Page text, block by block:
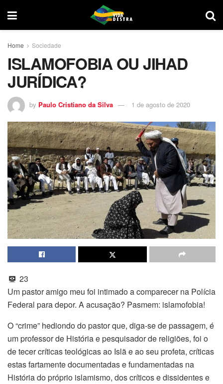
Home Sociedade
ISLAMOFOBIA OU JIHAD
JURÍDICA?
by Paulo Cristiano da Silva 1 de agosto de 2020
23
Um pastor amigo meu foi intimado a comparecer na Polícia
Federal para depor. A acusação? Pasmem: islamofobia!
O “crime” hediondo do pastor que, diga-se de passagem, é
um professor de História e pesquisador de religiões, foi o
de tecer críticas teológicas ao Islã e ao seu profeta, críticas
estas fartamente documentadas e fundamentadas na
História do próprio islamismo, dos críticos e dissidentes e